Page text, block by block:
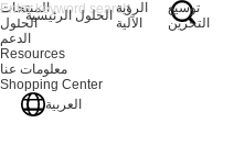
المنتجات
الحلول
الدعم
Resources
معلومات عنا
Shopping Center
العربية
الرئيسية الحلول الرؤية
الآلية
توسيع
التخزين